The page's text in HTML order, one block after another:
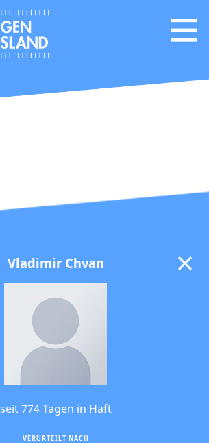
Vladimir Chvan
seit 774 Tagen in Haft
VERURTEILT NACH